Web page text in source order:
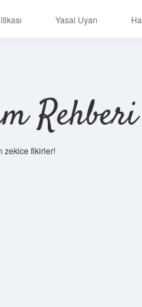
Yasal Uyarı
Rehberi
zekice fikirler!